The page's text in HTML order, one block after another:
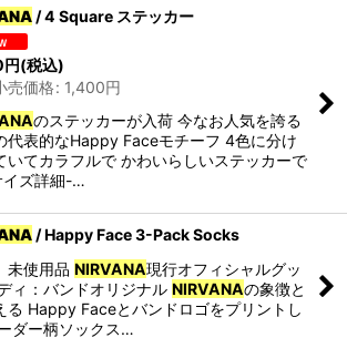
絞り込む
/ 4 Square ステッカー
円(税込)
売価格: 1,400円
のステッカーが入荷 今なお人気を誇る
代表的なHappy Faceモチーフ 4色に分け
いてカラフルで かわいらしいステッカーで
イズ詳細-…
/ Happy Face 3-Pack Socks
未使用品 NIRVANA現行オフィシャルグッ
ィ：バンドオリジナル NIRVANAの象徴と
る Happy Faceとバンドロゴをプリントし
ダー柄ソックス…